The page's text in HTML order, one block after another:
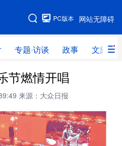
网站无障碍
PC版本
专题·访谈 政事 文旅
地图
时政
网评
全球连线 教育
体育 文化
节燃情开唱
来源：大众日报